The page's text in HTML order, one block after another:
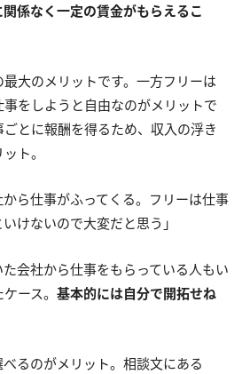
係なく一定の賃金がもらえるこ
大のメリットです。一方フリーは
をしようと自由なのがメリットで
とに報酬を得るため、収入の浮き
ト。
から仕事がふってくる。フリーは仕事
けないので大変だと思う」
会社から仕事をもらっている人もい
ース。 基本的には自分で開拓せね
るのがメリット。相談文にある